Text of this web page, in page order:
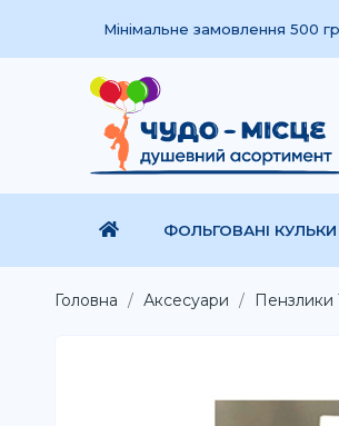
Мінімальне замовлення 500
ФОЛЬГОВАНІ КУЛЬКИ
Головна Аксесуари Пензлики